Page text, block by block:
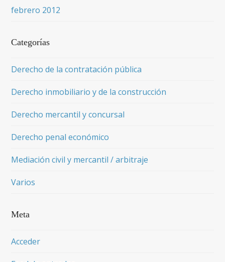
febrero 2012
Categorías
Derecho de la contratación pública
Derecho inmobiliario y de la construcción
Derecho mercantil y concursal
Derecho penal económico
Mediación civil y mercantil / arbitraje
Varios
Meta
Acceder